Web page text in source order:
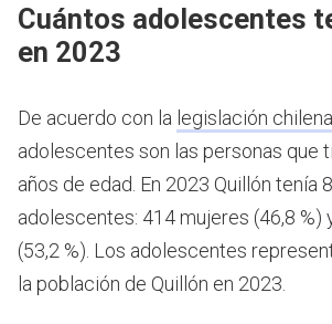
Cuántos adolescentes
en 2023
De acuerdo con la legislación chilena
adolescentes son las personas que
años de edad. En 2023 Quillón tenía
adolescentes: 414 mujeres (46,8 %)
(53,2 %). Los adolescentes
la población de Quillón en 2023.